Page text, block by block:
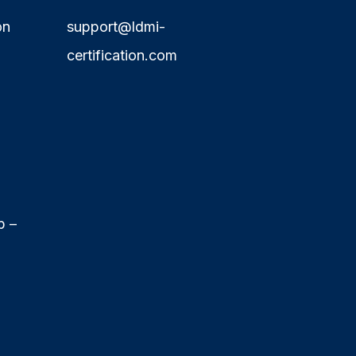
–
support@ldmi-
certification.com